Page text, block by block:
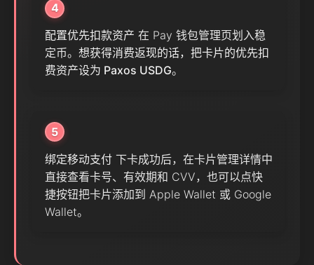
4
配置优先扣款资产 在 Pay 钱包管理页划入稳
定币。想获得消费返现的话，把卡片的优先扣
费资产设为 Paxos USDG。
5
绑定移动支付 下卡成功后，在卡片管理详情中
直接查看卡号、有效期和 CVV，也可以点快
捷按钮把卡片添加到 Apple Wallet 或 Google
Wallet。